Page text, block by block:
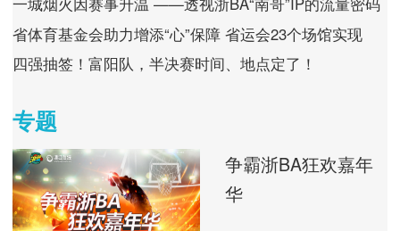
省体育基金会助力增添“心”保障 省运会23个场馆实现
AED全覆盖
四强抽签！富阳队，半决赛时间、地点定了！
专题
争霸浙BA狂欢嘉年
华